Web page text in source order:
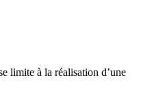
limite à la réalisation d’une